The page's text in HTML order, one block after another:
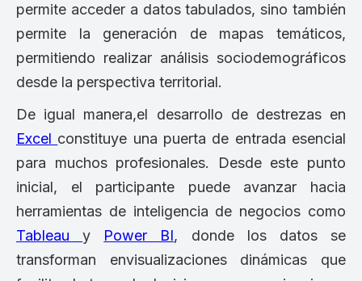
permite acceder a datos tabulados, sino también
permite la generación de mapas temáticos,
permitiendo realizar análisis sociodemográficos
desde la perspectiva territorial.
De igual manera,el desarrollo de destrezas en
Excel constituye una puerta de entrada esencial
para muchos profesionales. Desde este punto
inicial, el participante puede avanzar hacia
herramientas de inteligencia de negocios como
Tableauy Power BI, donde los datos se
transforman envisualizaciones dinámicas que